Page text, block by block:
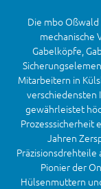
Die mbo
mechanische
Gabelköpfe,
Mitarbeitern in
verschiedensten
gewährleistet
Prozesssicherheit
Jahren
Präzisionsdrehteile
Pionier der
Hülsenmuttern